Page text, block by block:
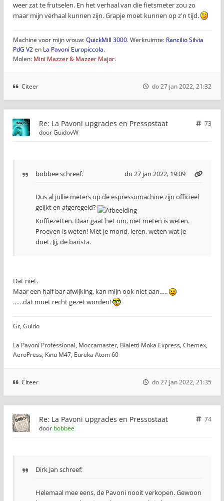
weer zat te frutselen. En het verhaal van die fietsmeter zou zo
maar mijn verhaal kunnen zijn. Grapje moet kunnen op z'n tijd.
Machine voor mijn vrouw:QuickMill 3000. Werkruimte: Rancilio Silvia
PdG V2en La Pavoni Europiccola.
Molen: Mini Mazzer & Mazzer Major.
Citeer do 27 jan 2022, 21:32
Re: La Pavoni upgrades en Pressostaat
73
doorGuidovW
bobbeeschreef: do 27 jan 2022, 19:09
Dus al jullie meters op de espressomachine zijn officieel
geijkt en afgeregeld?
Koffiezetten. Daar gaat het om, niet meten is weten.
Proeven is weten! Met je mond, leren, weten wat je
doet. Jij, de barista.
Dat niet.
Maar een half bar afwijking, kan mijn ook niet aan…..
……dat moet recht gezet worden!
Gr, Guido
La Pavoni Professional, Moccamaster, Bialetti Moka Express, Chemex,
AeroPress, Kinu M47, Eureka Atom 60
Citeer do 27 jan 2022, 21:35
Re: La Pavoni upgrades en Pressostaat
74
door bobbee
Dirk Jan schreef:
Helemaal mee eens, de Pavoni nooit verkopen. Gewoon